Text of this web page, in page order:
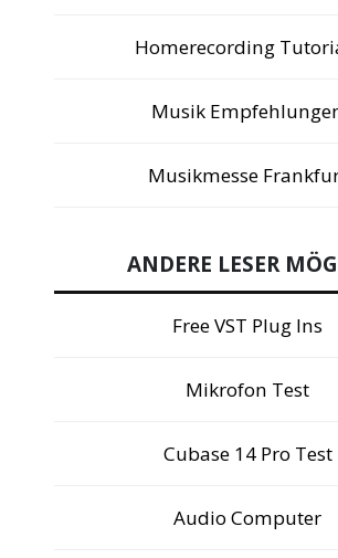
Homerecording
Musik
Musikmesse
ANDERE LESER
Free VST Plug Ins
Mikrofon Test
Cubase 14 Pro Test
Audio Computer